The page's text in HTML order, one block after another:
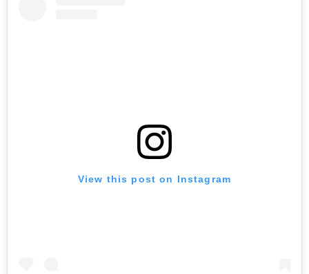
View this post on Instagram